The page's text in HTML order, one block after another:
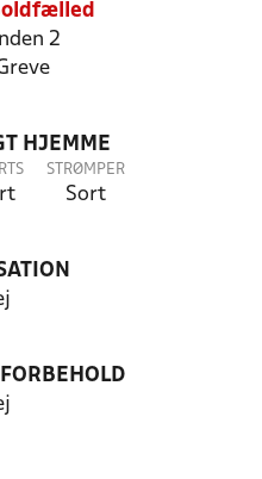
2
HJEMME
STRØMPER
Sort